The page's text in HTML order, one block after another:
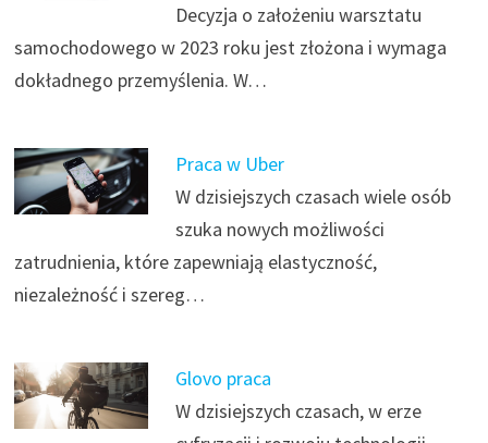
Decyzja o założeniu warsztatu
samochodowego w 2023 roku jest złożona i wymaga
dokładnego przemyślenia. W…
Praca w Uber
W dzisiejszych czasach wiele osób
szuka nowych możliwości
zatrudnienia, które zapewniają elastyczność,
niezależność i szereg…
Glovo praca
W dzisiejszych czasach, w erze